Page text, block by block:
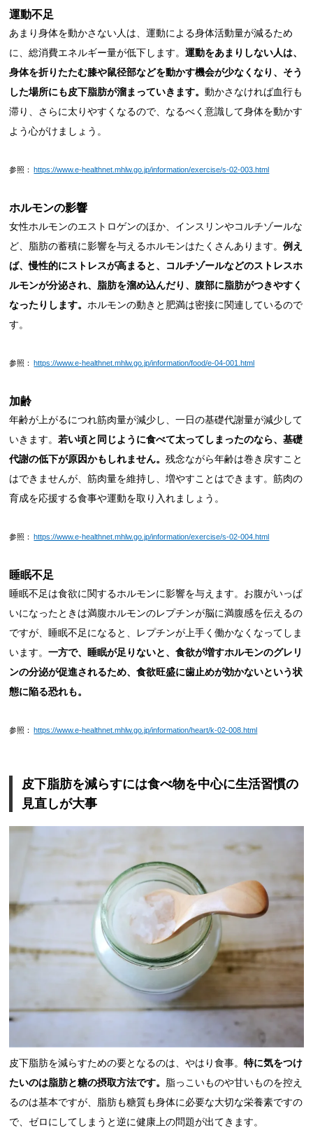
運動不足
あまり身体を動かさない人は、運動による身体活動量が減るため
に、総消費エネルギー量が低下します。運動をあまりしない人は、
身体を折りたたむ膝や鼠径部などを動かす機会が少なくなり、そう
した場所にも皮下脂肪が溜まっていきます。動かさなければ血行も
滞り、さらに太りやすくなるので、なるべく意識して身体を動かす
よう心がけましょう。
参照： https://www.e-healthnet.mhlw.go.jp/information/exercise/s-02-003.html
ホルモンの影響
女性ホルモンのエストロゲンのほか、インスリンやコルチゾールな
ど、脂肪の蓄積に影響を与えるホルモンはたくさんあります。例え
ば、慢性的にストレスが高まると、コルチゾールなどのストレスホ
ルモンが分泌され、脂肪を溜め込んだり、腹部に脂肪がつきやすく
なったりします。 ホルモンの動きと肥満は密接に関連しているので
す。
参照： https://www.e-healthnet.mhlw.go.jp/information/food/e-04-001.html
加齢
年齢が上がるにつれ筋肉量が減少し、一日の基礎代謝量が減少して
いきます。若い頃と同じように食べて太ってしまったのなら、基礎
代謝の低下が原因かもしれません。残念ながら年齢は巻き戻すこと
はできませんが、筋肉量を維持し、増やすことはできます。筋肉の
育成を応援する食事や運動を取り入れましょう。
参照： https://www.e-healthnet.mhlw.go.jp/information/exercise/s-02-004.html
睡眠不足
睡眠不足は食欲に関するホルモンに影響を与えます。お腹がいっぱ
いになったときは満腹ホルモンのレプチンが脳に満腹感を伝えるの
ですが、睡眠不足になると、レプチンが上手く働かなくなってしま
います。一方で、睡眠が足りないと、食欲が増すホルモンのグレリ
ンの分泌が促進されるため、食欲旺盛に歯止めが効かないという状
態に陥る恐れも。
参照： https://www.e-healthnet.mhlw.go.jp/information/heart/k-02-008.html
皮下脂肪を減らすには食べ物を中心に生活習慣の
見直しが大事
皮下脂肪を減らすための要となるのは、やはり食事。特に気をつけ
たいのは脂肪と糖の摂取方法です。 脂っこいものや甘いものを控え
るのは基本ですが、脂肪も糖質も身体に必要な大切な栄養素ですの
で、ゼロにしてしまうと逆に健康上の問題が出てきます。